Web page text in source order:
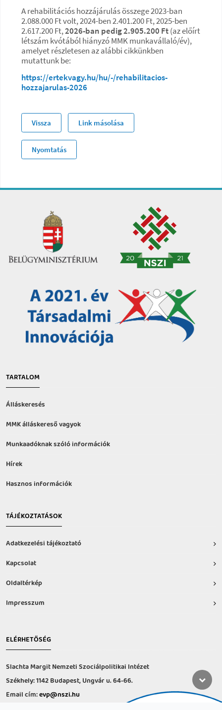
A rehabilitációs hozzájárulás összege 2023-ban
2.088.000 Ft volt, 2024-ben 2.401.200 Ft, 2025-ben
2.617.200 Ft,2026-ban pedig 2.905.200 Ft(az előírt
létszám kvótából hiányzó MMK munkavállaló/év),
amelyet részletesen az alábbi cikkünkben
mutattunk be:
https://ertekvagy.hu/hu/-/rehabilitacios-
hozzajarulas-2026
Vissza Link másolása
Nyomtatás
TARTALOM
Álláskeresés
MMK álláskereső vagyok
Munkaadóknak szóló információk
Hírek
Hasznos információk
TÁJÉKOZTATÁSOK
Adatkezelési tájékoztató
Kapcsolat
Oldaltérkép
Impresszum
ELÉRHETŐSÉG
Slachta Margit Nemzeti Szociálpolitikai Intézet
Székhely: 1142 Budapest, Ungvár u. 64-66.
Email cím:evp@nszi.hu